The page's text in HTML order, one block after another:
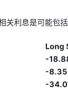
关利息是可能包括
Long
-
-8.35
-